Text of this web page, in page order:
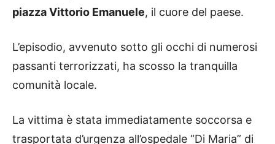
piazza Vittorio Emanuele, il cuore del paese.
L’episodio, avvenuto sotto gli occhi di numerosi
passanti terrorizzati, ha scosso la tranquilla
comunità locale.
La vittima è stata immediatamente soccorsa e
trasportata d’urgenza all’ospedale “Di Maria” di